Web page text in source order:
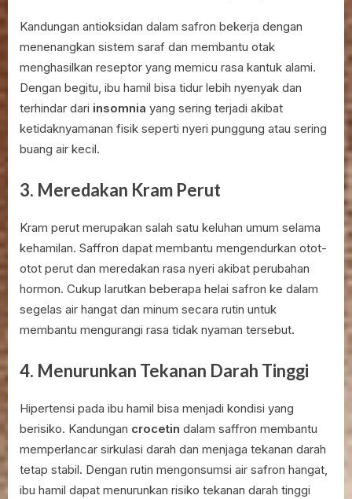
Kandungan antioksidan dalam safron bekerja dengan
menenangkan sistem saraf dan membantu otak
menghasilkan reseptor yang memicu rasa kantuk alami.
Dengan begitu, ibu hamil bisa tidur lebih nyenyak dan
terhindar dari insomnia yang sering terjadi akibat
ketidaknyamanan fisik seperti nyeri punggung atau sering
buang air kecil.
3. Meredakan Kram Perut
Kram perut merupakan salah satu keluhan umum selama
kehamilan. Saffron dapat membantu mengendurkan otot-
otot perut dan meredakan rasa nyeri akibat perubahan
hormon. Cukup larutkan beberapa helai safron ke dalam
segelas air hangat dan minum secara rutin untuk
membantu mengurangi rasa tidak nyaman tersebut.
4. Menurunkan Tekanan Darah Tinggi
Hipertensi pada ibu hamil bisa menjadi kondisi yang
berisiko. Kandungan crocetin dalam saffron membantu
memperlancar sirkulasi darah dan menjaga tekanan darah
tetap stabil. Dengan rutin mengonsumsi air safron hangat,
ibu hamil dapat menurunkan risiko tekanan darah tinggi